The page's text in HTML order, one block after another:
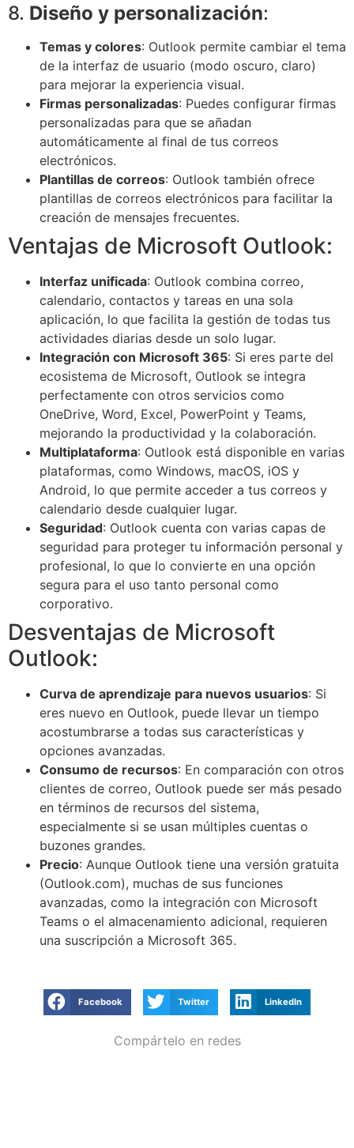
8. Diseño y personalización:
Temas y colores: Outlook permite cambiar el tema
de la interfaz de usuario (modo oscuro, claro)
para mejorar la experiencia visual.
Firmas personalizadas: Puedes configurar firmas
personalizadas para que se añadan
automáticamente al final de tus correos
electrónicos.
Plantillas de correos: Outlook también ofrece
plantillas de correos electrónicos para facilitar la
creación de mensajes frecuentes.
Ventajas de Microsoft Outlook:
Interfaz unificada: Outlook combina correo,
calendario, contactos y tareas en una sola
aplicación, lo que facilita la gestión de todas tus
actividades diarias desde un solo lugar.
Integración con Microsoft 365: Si eres parte del
ecosistema de Microsoft, Outlook se integra
perfectamente con otros servicios como
OneDrive, Word, Excel, PowerPoint y Teams,
mejorando la productividad y la colaboración.
Multiplataforma: Outlook está disponible en varias
plataformas, como Windows, macOS, iOS y
Android, lo que permite acceder a tus correos y
calendario desde cualquier lugar.
Seguridad: Outlook cuenta con varias capas de
seguridad para proteger tu información personal y
profesional, lo que lo convierte en una opción
segura para el uso tanto personal como
corporativo.
Desventajas de Microsoft
Outlook:
Curva de aprendizaje para nuevos usuarios: Si
eres nuevo en Outlook, puede llevar un tiempo
acostumbrarse a todas sus características y
opciones avanzadas.
Consumo de recursos: En comparación con otros
clientes de correo, Outlook puede ser más pesado
en términos de recursos del sistema,
especialmente si se usan múltiples cuentas o
buzones grandes.
Precio: Aunque Outlook tiene una versión gratuita
(Outlook.com), muchas de sus funciones
avanzadas, como la integración con Microsoft
Teams o el almacenamiento adicional, requieren
una suscripción a Microsoft 365.
Facebook Twitter LinkedIn
Compártelo en redes